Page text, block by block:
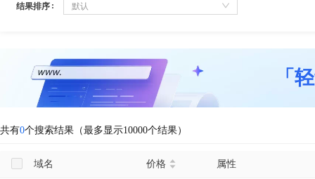
结果排序 默认
「
共有0个搜索结果（最多显示10000个结果）
域名 价格 属性